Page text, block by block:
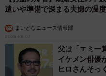
遣いや準備で深まる夫婦の温
まいどなニュース情報部
2026.08.07
父は「エミー
イケメン俳優
ヒロさんそっ